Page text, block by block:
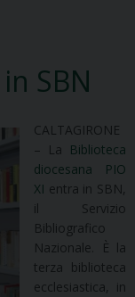
SBN
CALTAGIRONE
– La Biblioteca
diocesana PIO
XI entra in SBN,
il Servizio
Bibliografico
Nazionale. È la
terza biblioteca
ecclesiastica, in